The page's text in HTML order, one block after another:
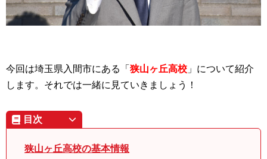
今回は埼玉県入間市にある「 狭山ヶ丘高校 」について紹介
します。それでは一緒に見ていきましょう！
目次
狭山ヶ丘高校の基本情報